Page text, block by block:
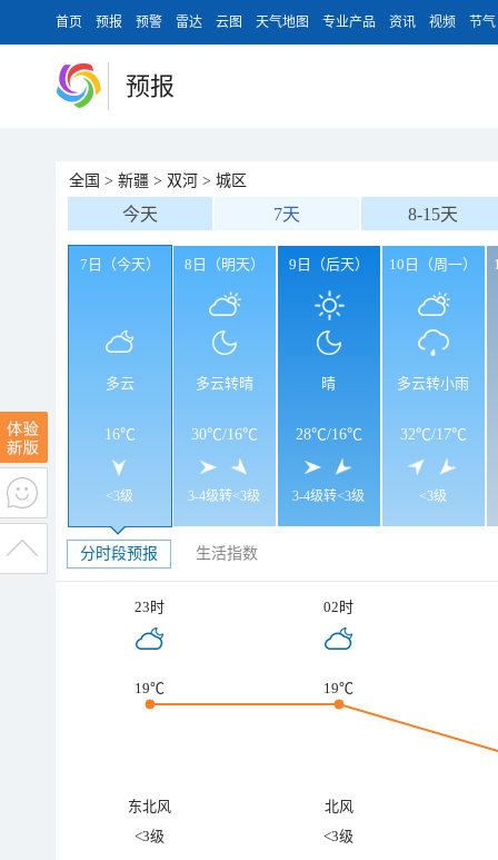
首页 预报 预警 雷达 云图 天气地图 专业产品 资讯 视频 节气
预报
全国 > 新疆 > 双河 > 城区
今天 7天 8-15天
7日（今天）
多云
16℃
<3级
8日（明天）
多云转晴
30℃/16℃
3-4级转<3级
9日（后天）
晴
28℃/16℃
3-4级转<3级
10日（周一）
多云转小雨
32℃/17℃
<3级
分时段预报 生活指数
23时 02时
19℃ 19℃
东北风
北风
<3级
<3级